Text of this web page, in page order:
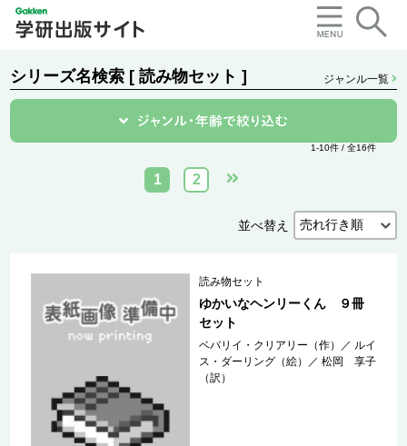
シリーズ名検索 [ 読み物セット ] ジャンル一覧
1-10件 / 全16件
1 2
並べ替え
読み物セット
ゆかいなヘンリーくん ９冊
セット
ベバリイ・クリアリー（作） ／ ルイ
ス・ダーリング（絵）
／松岡 享子
（訳）